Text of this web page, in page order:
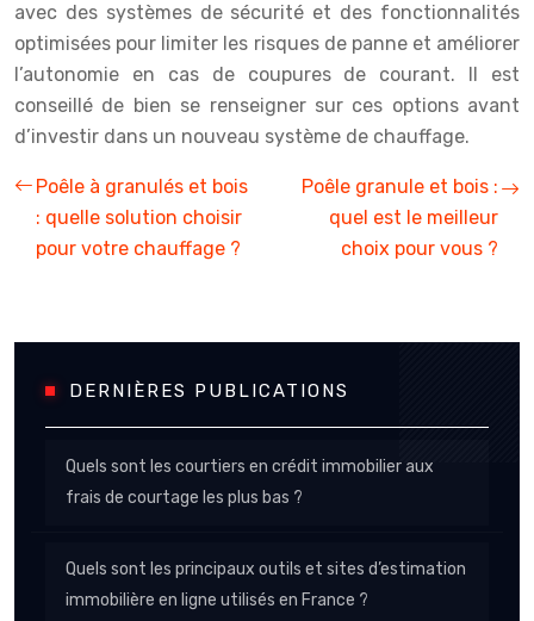
avec des systèmes de sécurité et des fonctionnalités
optimisées pour limiter les risques de panne et améliorer
l’autonomie en cas de coupures de courant. Il est
conseillé de bien se renseigner sur ces options avant
d’investir dans un nouveau système de chauffage.
Poêle à granulés et bois
: quelle solution choisir
pour votre chauffage ?
Poêle granule et bois :
quel est le meilleur
choix pour vous ?
DERNIÈRES PUBLICATIONS
Quels sont les courtiers en crédit immobilier aux
frais de courtage les plus bas ?
Quels sont les principaux outils et sites d’estimation
immobilière en ligne utilisés en France ?